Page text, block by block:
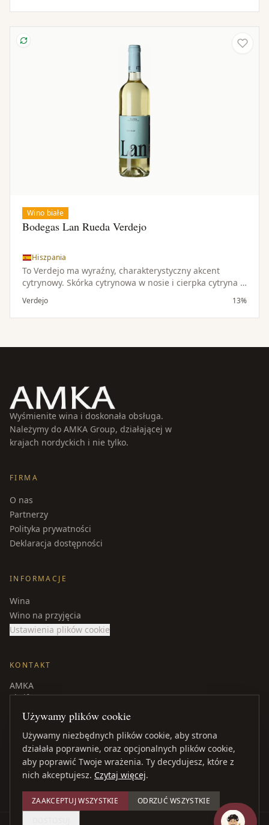
Wino białe
Bodegas Lan Rueda Verdejo
Hiszpania
To Verdejo ma wyraźny, charakterystyczny akcent
cytrynowy. Skórka cytrynowa w nosie i cierpka cytryna w
długim finiszu. Orzeźwiające jak szklanka lemoniady, to
wino zniknie równie szybko. Doskonałe jako aperitif,
świetnie komponuje się z serami kozimi i daniami z
Verdejo 13%
Wyśmienite wina i doskonała obsługa.
Należymy do AMKA Group, działającej w
krajach nordyckich i nie tylko.
FIRMA
O nas
Partnerzy
Polityka prywatności
Deklaracja dostępności
INFORMACJE
Wina
Wino na przyjęcia
Ustawienia plików cookie
KONTAKT
AMKA
Skeifan 15
Telefon
: +354 840 9539
amka@amka.is
Facebook
LinkedIn
Używamy plików cookie
Używamy niezbędnych plików cookie, aby strona
działała poprawnie, oraz opcjonalnych plików cookie,
aby poprawić Twoje wrażenia. Ty decydujesz, które z
nich akceptujesz. Czytaj więcej.
ZAAKCEPTUJ WSZYSTKIE
ODRZUĆ WSZYSTKIE